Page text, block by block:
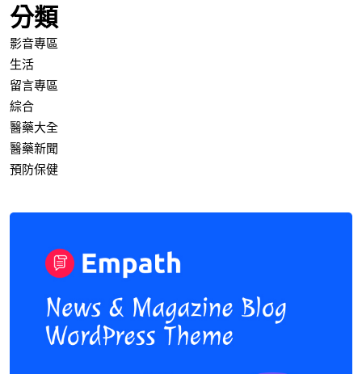
分類
影音專區
生活
留言專區
綜合
醫藥大全
醫藥新聞
預防保健